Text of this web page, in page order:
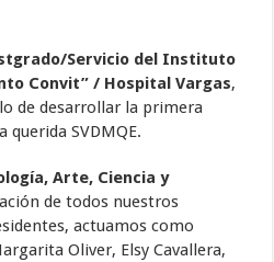
Servicio del Instituto
Convit” / Hospital Vargas,
de desarrollar la primera
querida SVDMQE.
Arte, Ciencia y
de todos nuestros
actuamos como
Oliver, Elsy Cavallera,